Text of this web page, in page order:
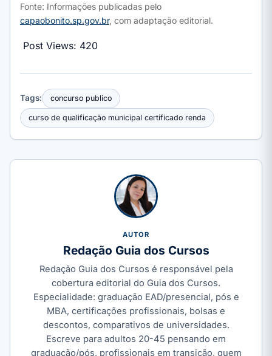
Fonte: Informações publicadas pelo
capaobonito.sp.gov.br, com adaptação editorial.
Post Views: 420
Tags: concurso publico
curso de qualificação municipal certificado renda
AUTOR
Redação Guia dos Cursos
Redação Guia dos Cursos é responsável pela
cobertura editorial do Guia dos Cursos.
Especialidade: graduação EAD/presencial, pós e
MBA, certificações profissionais, bolsas e
descontos, comparativos de universidades.
Escreve para adultos 20-45 pensando em
graduação/pós, profissionais em transição, quem